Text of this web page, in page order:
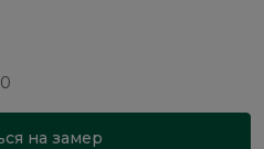
на замер